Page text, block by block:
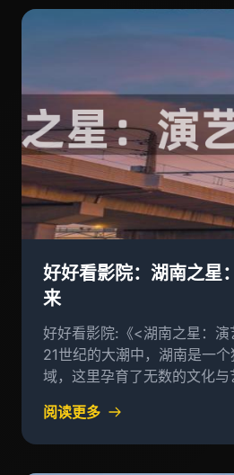
好好看影院：湖南之星
来
好好看影院:《<湖南之星：
21世纪的大潮中，湖南是一
域，这里孕育了无数的文化与
南之星”，意指以明星为榜样
阅读更多